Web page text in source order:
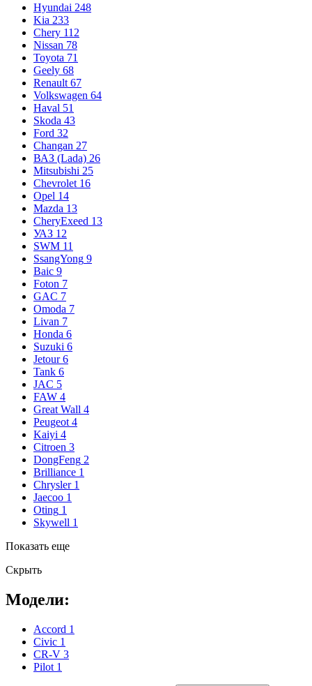
Hyundai 248
Kia 233
Chery 112
Nissan 78
Toyota 71
Geely 68
Renault 67
Volkswagen 64
Haval 51
Skoda 43
Ford 32
Changan 27
ВАЗ (Lada) 26
Mitsubishi 25
Chevrolet 16
Opel 14
Mazda 13
CheryExeed 13
УАЗ 12
SWM 11
SsangYong 9
Baic 9
Foton 7
GAC 7
Omoda 7
Livan 7
Honda 6
Suzuki 6
Jetour 6
Tank 6
JAC 5
FAW 4
Great Wall 4
Peugeot 4
Kaiyi 4
Citroen 3
DongFeng 2
Brilliance 1
Chrysler 1
Jaecoo 1
Oting 1
Skywell 1
Показать еще
Скрыть
Модели:
Accord 1
Civic 1
CR-V 3
Pilot 1